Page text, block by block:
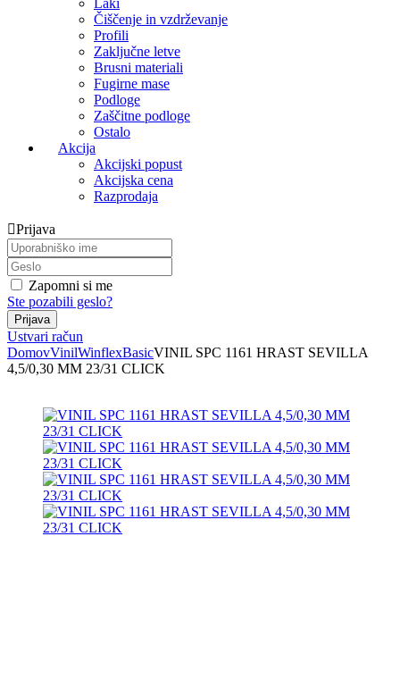
Laki
Čiščenje in vzdrževanje
Profili
Zaključne letve
Brusni materiali
Fugirne mase
Podloge
Zaščitne podloge
Ostalo
Akcija
Akcijski popust
Akcijska cena
Razprodaja
Prijava
Zapomni si me
Ste pozabili geslo?
Ustvari račun
DomovVinilWinflexBasicVINIL SPC 1161 HRAST SEVILLA
4,5/0,30 MM 23/31 CLICK